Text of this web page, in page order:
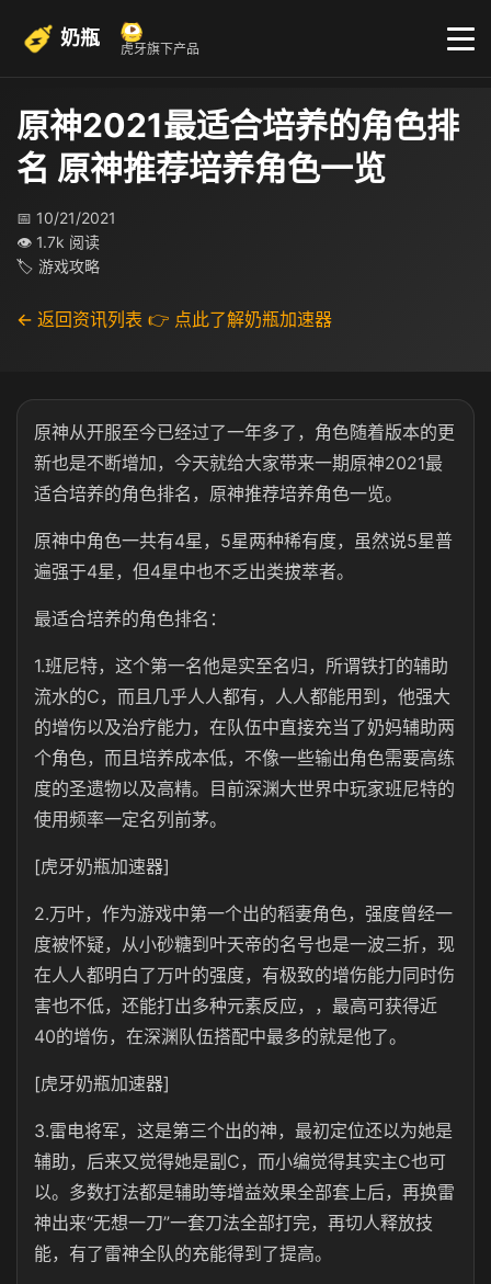
奶瓶 虎牙旗下产品
原神2021最适合培养的角色排
名 原神推荐培养角色一览
📅 10/21/2021
👁 1.7k 阅读
🏷 游戏攻略
← 返回资讯列表 👉 点此了解奶瓶加速器
原神从开服至今已经过了一年多了，角色随着版本的更
新也是不断增加，今天就给大家带来一期原神2021最
适合培养的角色排名，原神推荐培养角色一览。
原神中角色一共有4星，5星两种稀有度，虽然说5星普
遍强于4星，但4星中也不乏出类拔萃者。
最适合培养的角色排名：
1.班尼特，这个第一名他是实至名归，所谓铁打的辅助
流水的C，而且几乎人人都有，人人都能用到，他强大
的增伤以及治疗能力，在队伍中直接充当了奶妈辅助两
个角色，而且培养成本低，不像一些输出角色需要高练
度的圣遗物以及高精。目前深渊大世界中玩家班尼特的
使用频率一定名列前茅。
[虎牙奶瓶加速器]
2.万叶，作为游戏中第一个出的稻妻角色，强度曾经一
度被怀疑，从小砂糖到叶天帝的名号也是一波三折，现
在人人都明白了万叶的强度，有极致的增伤能力同时伤
害也不低，还能打出多种元素反应，，最高可获得近
40的增伤，在深渊队伍搭配中最多的就是他了。
[虎牙奶瓶加速器]
3.雷电将军，这是第三个出的神，最初定位还以为她是
辅助，后来又觉得她是副C，而小编觉得其实主C也可
以。多数打法都是辅助等增益效果全部套上后，再换雷
神出来“无想一刀”一套刀法全部打完，再切人释放技
能，有了雷神全队的充能得到了提高。